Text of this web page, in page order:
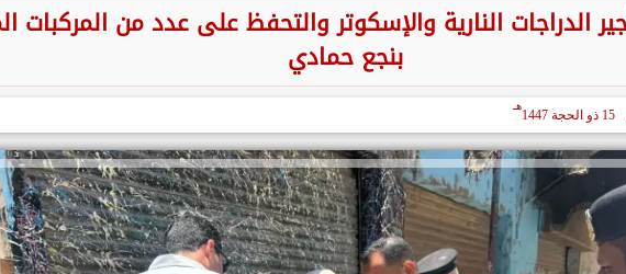
الدراجات النارية والإسكوتر والتحفظ على عدد من المركبات
بنجع حمادي
15 ذو الحجة 1447
هـ